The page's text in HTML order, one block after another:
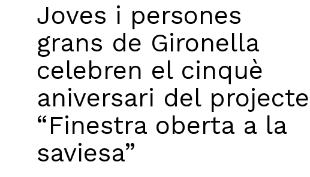
Joves i persones
grans de Gironella
celebren el cinquè
aniversari del projecte
“Finestra oberta a la
saviesa”